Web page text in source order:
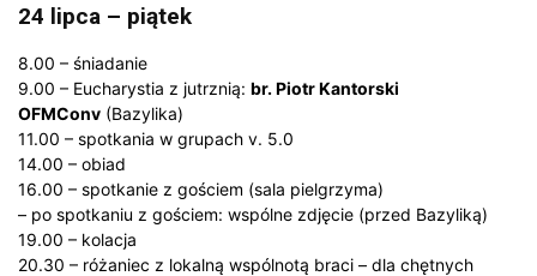
24 lipca – piątek
8.00 – śniadanie
9.00 – Eucharystia z jutrznią: br. Piotr Kantorski
OFMConv (Bazylika)
11.00 – spotkania w grupach v. 5.0
14.00 – obiad
16.00 – spotkanie z gościem (sala pielgrzyma)
– po spotkaniu z gościem: wspólne zdjęcie (przed Bazyliką)
19.00 – kolacja
20.30 – różaniec z lokalną wspólnotą braci – dla chętnych